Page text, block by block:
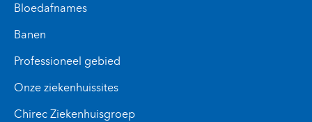
Bloedafnames
Banen
Professioneel gebied
Onze ziekenhuissites
Chirec Ziekenhuisgroep